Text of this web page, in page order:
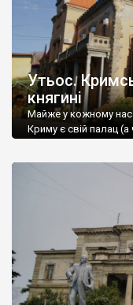
Утьос.
княгині
Майже у кожному
Криму є свій палац (а